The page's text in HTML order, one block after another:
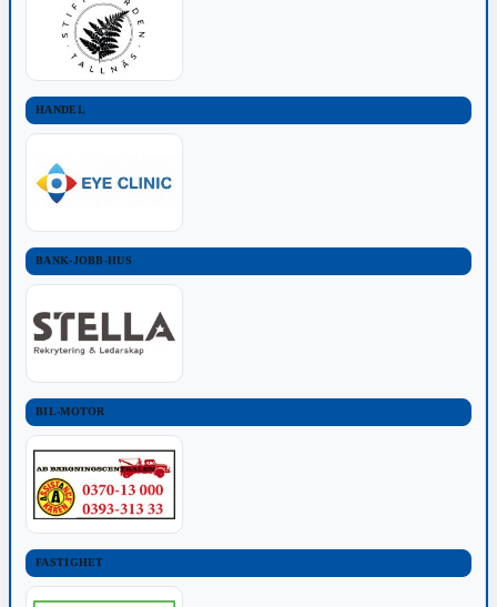
HANDEL
BANK-JOBB-HUS
BIL-MOTOR
FASTIGHET